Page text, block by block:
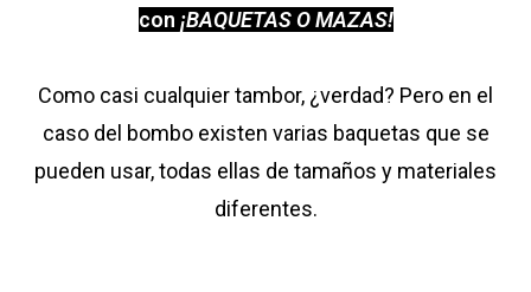
con ¡BAQUETAS O MAZAS!
Como casi cualquier tambor, ¿verdad? Pero en el
caso del bombo existen varias baquetas que se
pueden usar, todas ellas de tamaños y materiales
diferentes.